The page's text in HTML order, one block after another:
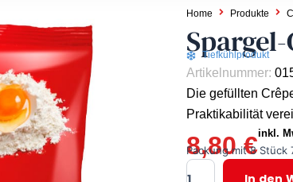
Home Produkte
Tiefkühlprodukt
Artikelnummer:
Die gefüllten
Praktikabilität
8,80€inkl.
Packung mit 8 Stück
Spargel-
In den